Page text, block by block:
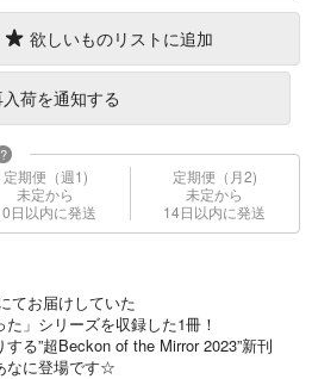
欲しいものリストに追加
荷を通知する
?
定期便（週1)
未定から
日以内に発送
定期便（月2)
未定から
14日以内に発送
てお届けしていた
」シリーズを収録した1冊！
る”超Beckon of the Mirror 2023”新刊
なに登場です☆